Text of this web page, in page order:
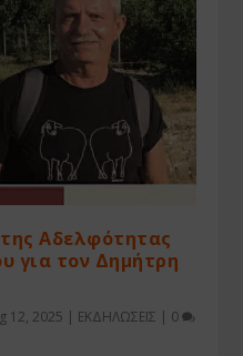
Αδελφότητας
για τον Δημήτρη
12, 2025 ΕΚΔΗΛΩΣΕΙΣ
0